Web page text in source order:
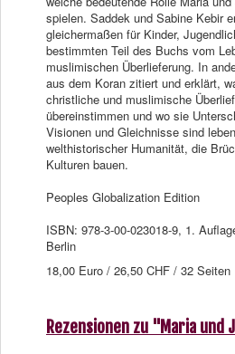
spielen. Saddek und Sabine Kebir
gleichermaßen für Kinder,
bestimmten Teil des Buchs vom
muslimischen Überlieferung. In
aus dem Koran zitiert und erklärt,
christliche und muslimische
übereinstimmen und wo sie
Visionen und Gleichnisse sind
welthistorischer Humanität, die
Kulturen bauen.
Peoples Globalization Edition
ISBN: 978-3-00-023018-9, 1.
Berlin
18,00 Euro / 26,50 CHF / 32 Seiten
Rezensionen zu "Maria und